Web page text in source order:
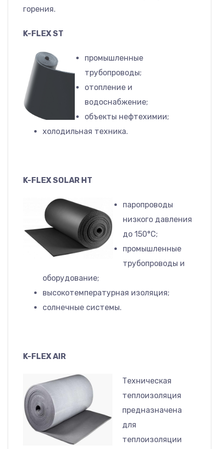
горения.
K-FLEX ST
промышленные
трубопроводы;
отопление и
водоснабжение;
объекты нефтехимии;
холодильная техника.
K-FLEX SOLAR HT
паропроводы
низкого давления
до 150°С;
промышленные
трубопроводы и
оборудование;
высокотемпературная изоляция;
солнечные системы.
K-FLEX AIR
Техническая
теплоизоляция
предназначена
для
теплоизоляции